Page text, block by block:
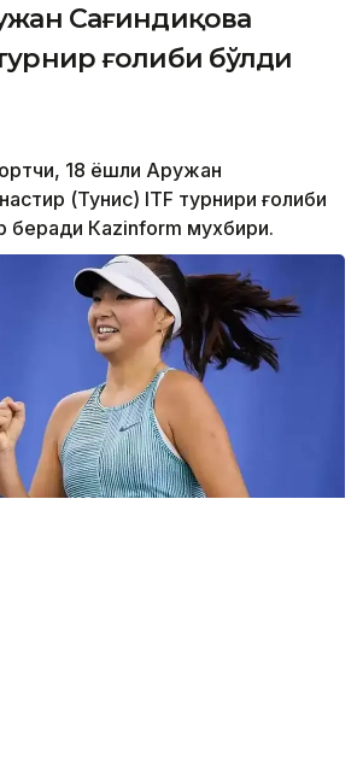
Сағиндиқова
ғолиби бўлди
18 ёшли Аружан
(Тунис) ITF турнири ғолиби
беради Каzinform мухбири.